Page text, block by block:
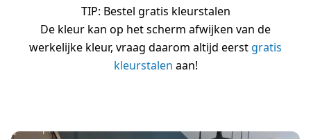
TIP: Bestel gratis kleurstalen
De kleur kan op het scherm afwijken van de
werkelijke kleur, vraag daarom altijd eerst gratis
kleurstalen aan!